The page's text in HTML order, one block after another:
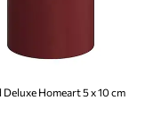
Deluxe Homeart 5 x 10 cm